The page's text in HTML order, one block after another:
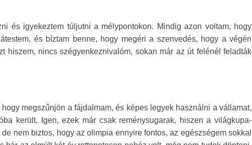
és igyekeztem túljutni a mélypontokon. Mindig azon voltam, hogy
és bíztam benne, hogy megéri a szenvedés, hogy a végén
hiszem, nincs szégyenkeznivalóm, sokan már az út felénél feladták
megszűnjön a fájdalmam, és képes legyek használni a vállamat,
került. Igen, ezek már csak reménysugarak, hiszen a világkupa-
nem biztos, hogy az olimpia ennyire fontos, az egészségem sokkal